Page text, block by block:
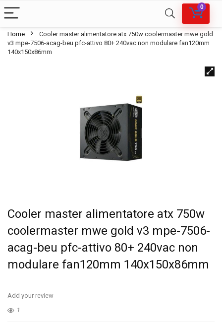
0
Home
Cooler master alimentatore atx 750w coolermaster mwe gold
v3 mpe-7506-acag-beu pfc-attivo 80+ 240vac non modulare fan120mm
140x150x86mm
Cooler master alimentatore atx 750w
coolermaster mwe gold v3 mpe-7506-
acag-beu pfc-attivo 80+ 240vac non
modulare fan120mm 140x150x86mm
Add your review
1